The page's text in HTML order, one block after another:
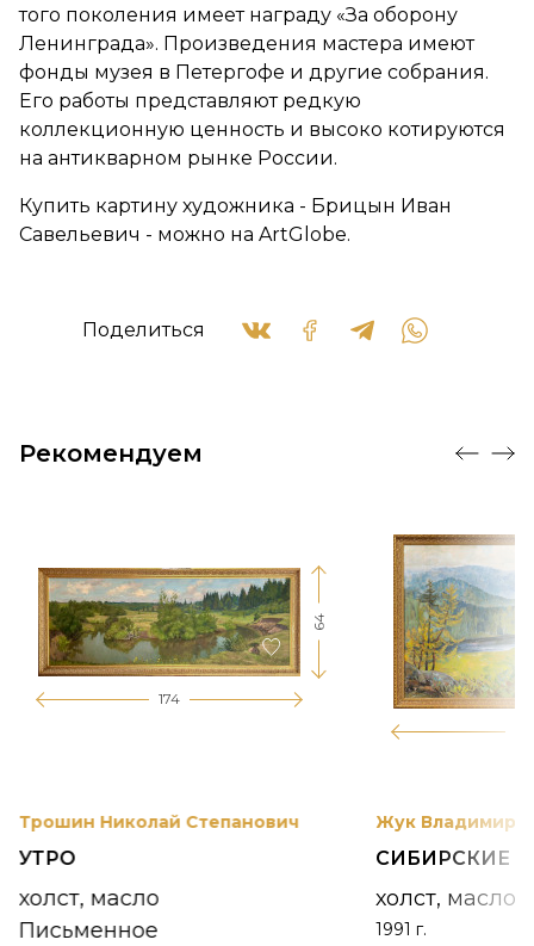
того поколения имеет награду «За оборону
Ленинграда». Произведения мастера имеют
фонды музея в Петергофе и другие собрания.
Его работы представляют редкую
коллекционную ценность и высоко котируются
на антикварном рынке России.
Купить картину художника - Брицын Иван
Савельевич - можно на ArtGlobe.
Поделиться
Рекомендуем
174
64
Трошин Николай Степанович
УТРО
холст, масло
Письменное
Жук Владимир
СИБИРСКИЕ
холст, масло
1991 г.